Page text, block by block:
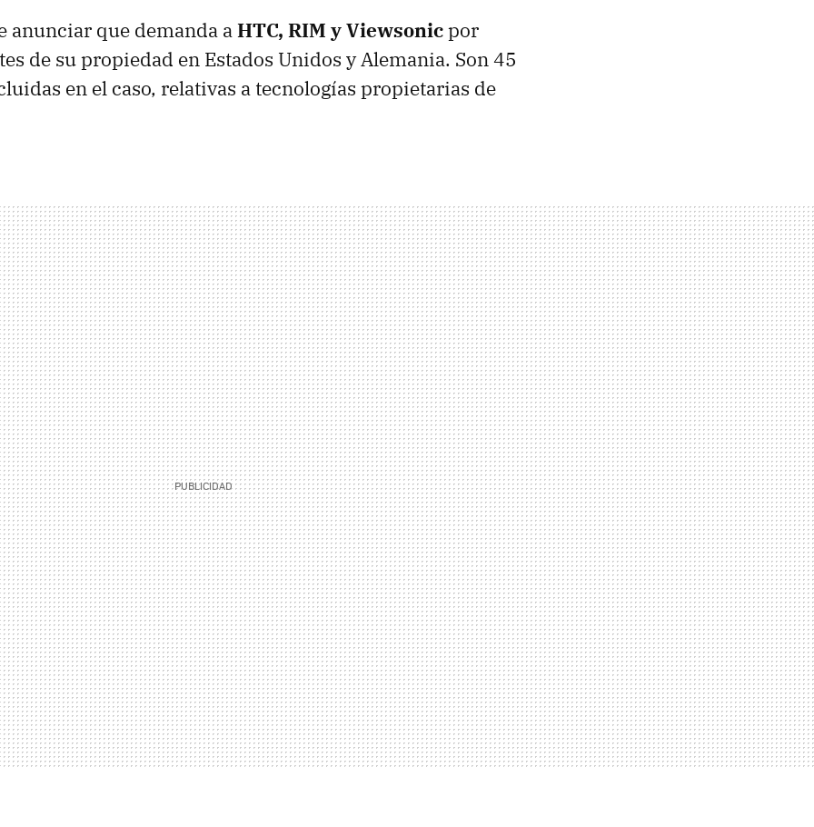
anunciar que demanda aHTC, RIM y Viewsonicpor
de su propiedad en Estados Unidos y Alemania. Son 45
en el caso, relativas a tecnologías propietarias de